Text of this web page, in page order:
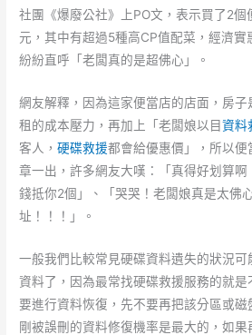
社團《爆廢公社》上PO文，表示買了2個
元，其中有超過5種高CP值配菜，經濟實
紛紛直呼「老闆真的是超佛心」。
網友解釋，因為這家便當店的店面，房
租的成本壓力，再加上「老闆娘以目資料
客人，硬碟救援都會給優惠價」，所以
章一出，許多網友大嘆：「真得好划算啊
錢抵你2個」、「哭哭！老闆娘真是太佛
址！！！」。
一般我們比較常見硬碟資料遺失的狀況
資料了，因為最常找硬碟救援服務的就
要進行資料恢復，先不要再把該分區或
剛被誤刪的資料修復機率是最大的，如